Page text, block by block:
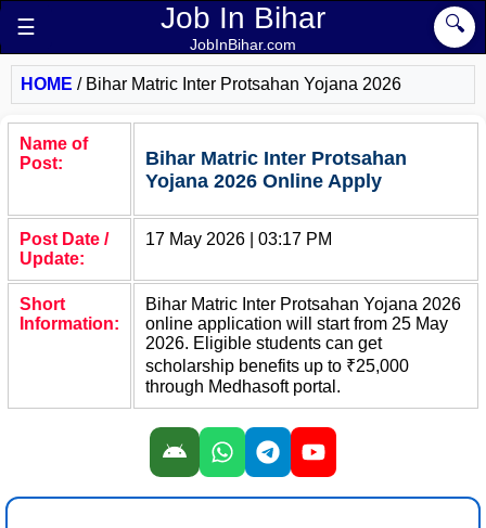
🔍
☰ Job In Bihar
JobInBihar.com
HOME / Bihar Matric Inter Protsahan Yojana 2026
Name of
Post:
Bihar Matric Inter Protsahan
Yojana 2026 Online Apply
Post Date /
Update:
17 May 2026 | 03:17 PM
Short
Information:
Bihar Matric Inter Protsahan Yojana 2026
online application will start from 25 May
2026. Eligible students can get
scholarship benefits up to ₹25,000
through Medhasoft portal.